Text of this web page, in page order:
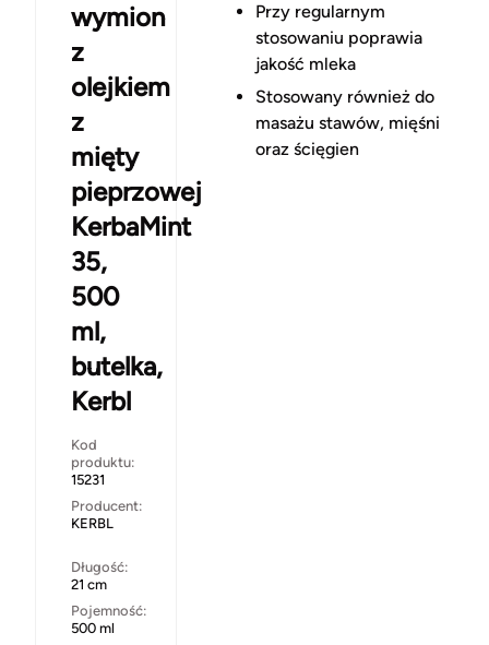
wymion
z
olejkiem
z
mięty
pieprzowej
KerbaMint
35,
500
ml,
butelka,
Kerbl
Kod
produktu:
15231
Producent:
KERBL
Długość:
21 cm
Pojemność:
500 ml
Przy regularnym
stosowaniu poprawia
jakość mleka
Stosowany również do
masażu stawów, mięśni
oraz ścięgien